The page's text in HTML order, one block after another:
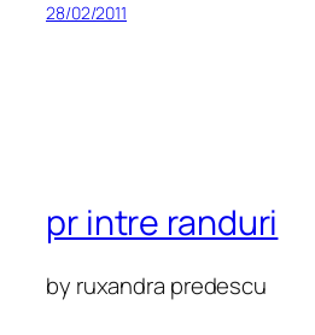
28/02/2011
pr intre randuri
by ruxandra predescu